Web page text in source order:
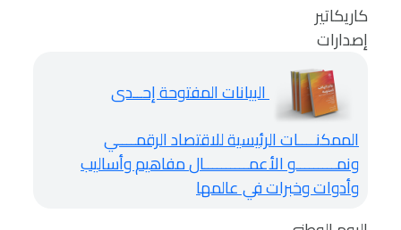
كاريكاتير
إصدارات
البيانات المفتوحة إحــدى
الممكنــــات الرئيسية للاقتصاد الرقمــــي
ونمـــــــــو الأعمــــــــــالمفاهيم وأساليب
وأدوات وخبرات في عالمها